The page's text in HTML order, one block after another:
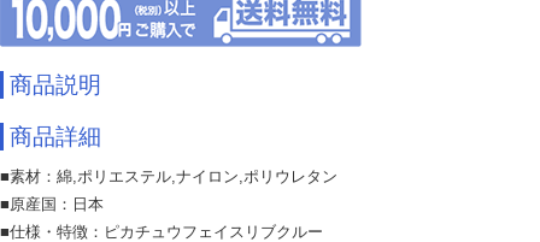
商品説明
商品詳細
■素材：綿,ポリエステル,ナイロン,ポリウレタン
■原産国：日本
■仕様・特徴：ピカチュウフェイスリブクルー